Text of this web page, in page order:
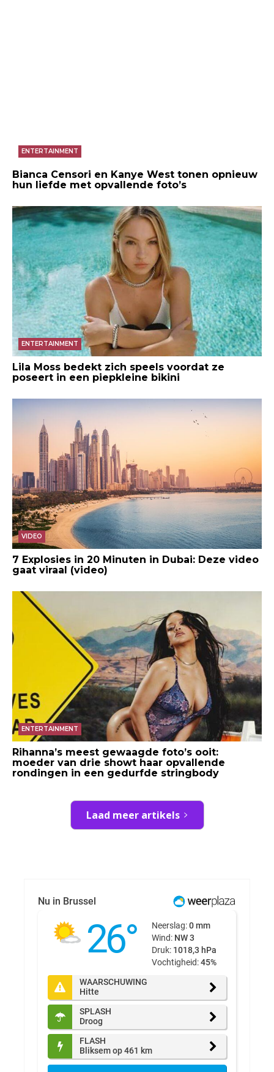
ENTERTAINMENT
Bianca Censori en Kanye West tonen opnieuw
hun liefde met opvallende foto’s
ENTERTAINMENT
Lila Moss bedekt zich speels voordat ze
poseert in een piepkleine bikini
VIDEO
7 Explosies in 20 Minuten in Dubai: Deze video
gaat viraal (video)
ENTERTAINMENT
Rihanna’s meest gewaagde foto’s ooit:
moeder van drie showt haar opvallende
rondingen in een gedurfde stringbody
Laad meer artikels